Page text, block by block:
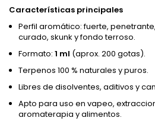
Características principales
Perfil aromático: fuerte,
curado, skunk y fondo terroso.
Formato: 1 ml (aprox. 200 gotas).
Terpenos 100 % naturales y puros.
Libres de disolventes, aditivos y
Apto para uso en vapeo,
aromaterapia y alimentos.